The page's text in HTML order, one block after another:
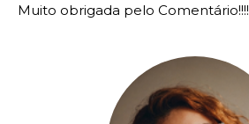
Muito obrigada pelo Comentário!!!!